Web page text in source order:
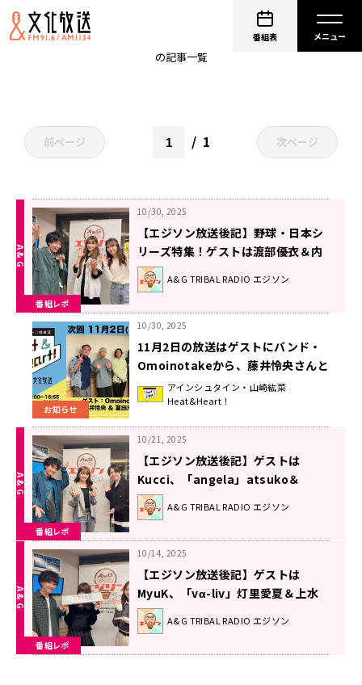
番組表
の記事一覧
前ページ 1 次ページ
番組レポ
10/30, 2025
【エジソン放送後記】野球・日本シ
リーズ特集！ゲストは渡部優衣＆内
田真礼 2025年10月25日放送回
A&G TRIBAL RADIO エジソン
お知らせ
10/30, 2025
11月2日の放送はゲストにバンド・
Omoinotakeから、藤井怜央さんと
冨田洋之進さんが登場！『アインシ
ュタイン・山崎紘菜
アインシュタイン・山崎紘菜
Heat&Heart！
番組レポ
10/21, 2025
【エジソン放送後記】ゲストは
Kucci、「angela」atsuko＆
KATSU 2025年10月18日放送回
A&G TRIBAL RADIO エジソン
番組レポ
10/14, 2025
【エジソン放送後記】ゲストは
MyuK、「vα-liv」灯里愛夏＆上水
流宇宙 2025年10月11日放送回
A&G TRIBAL RADIO エジソン